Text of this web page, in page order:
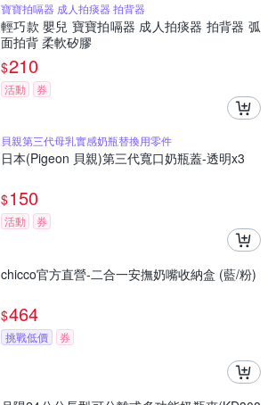
寶寶拍嗝器 成人拍痰器 拍背器
輕巧款 嬰兒 寶寶拍嗝器 成人拍痰器 拍背器 弧
面拍背 柔軟矽膠
$210
活動 券
貝親第三代母乳實感奶瓶替換用零件
日本(Pigeon 貝親)第三代寬口奶瓶蓋-透明x3
$150
活動 券
chicco官方直營-二合一安撫奶嘴收納盒 (藍/粉)
$464
挑戰低價 券